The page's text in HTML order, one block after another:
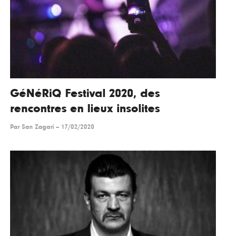
GéNéRiQ Festival 2020, des
rencontres en lieux insolites
Par San Zagari -- 17/02/2020